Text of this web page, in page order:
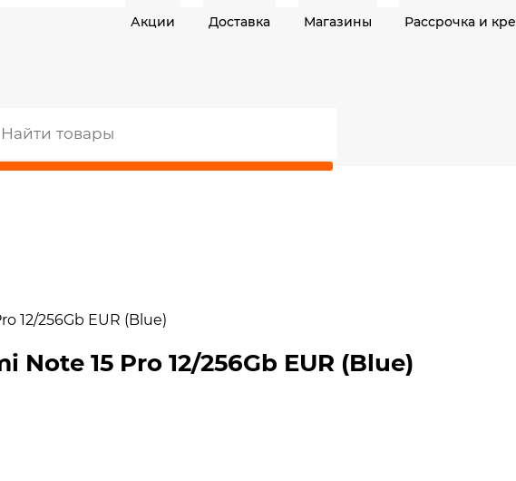
Акции Доставка Магазины Рассрочка и
12/256Gb EUR (Blue)
15 Pro 12/256Gb EUR (Blue)